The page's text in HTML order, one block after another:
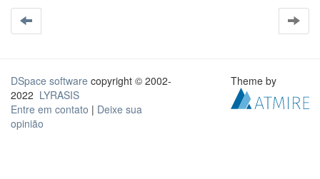
DSpace software copyright © 2002-
2022 LYRASIS
Entre em contato | Deixe sua
opinião
Theme by